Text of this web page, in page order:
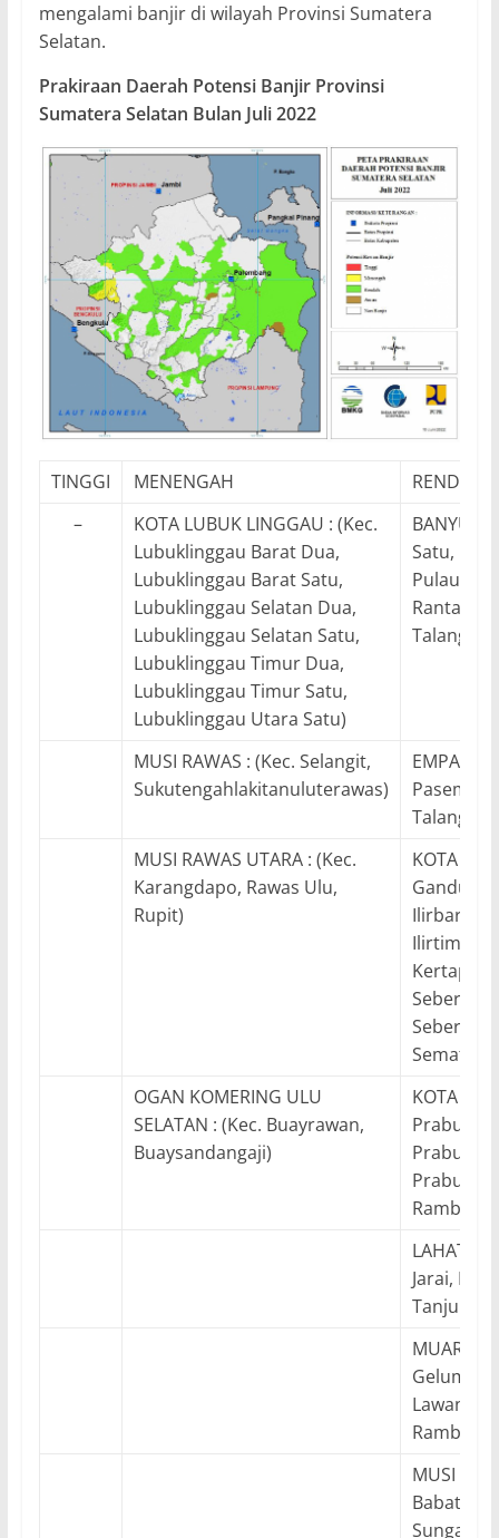
mengalami banjir di wilayah Provinsi Sumatera
Selatan.
Prakiraan Daerah Potensi Banjir Provinsi
Sumatera Selatan Bulan Juli 2022
TINGGI MENENGAH
RENDAH
–
KOTA LUBUK LINGGAU : (Kec.
Lubuklinggau Barat Dua,
Lubuklinggau Barat Satu,
Lubuklinggau Selatan Dua,
Lubuklinggau Selatan Satu,
Lubuklinggau Timur Dua,
Lubuklinggau Timur Satu,
Lubuklinggau Utara Satu)
Satu,
MUSI RAWAS : (Kec. Selangit,
Sukutengahlakitanuluterawas)
EMPAT
MUSI RAWAS UTARA : (Kec.
Karangdapo, Rawas Ulu,
Rupit)
KOTA
Gandus,
Ilirbarat
Ilirtimur
Kertapati,
OGAN KOMERING ULU
SELATAN : (Kec. Buayrawan,
Buaysandangaji)
KOTA
LAHAT :
Jarai,
MUARA
Lawang
MUSI